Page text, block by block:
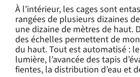
À l’intérieur, les cages sont
rangées de plusieurs dizaines
une dizaine de mètres de haut.
des échelles permettent de
du haut. Tout est automatisé :
lumière, l’avancée des tapis
fientes, la distribution d’eau et